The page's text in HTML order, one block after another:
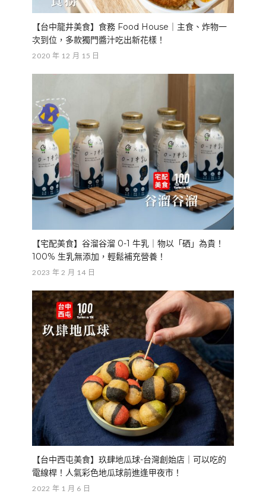
【台中龍井美食】食務 Food House｜主食、炸物一
次到位，多款獨門醬汁吃出新花樣！
2020 年 12 月 15 日
【宅配美食】谷溜谷溜 0-1 牛乳｜物以「硒」為貴！
100% 生乳無添加，輕鬆補充營養！
2023 年 2 月 14 日
【台中西屯美食】玖肆地瓜球-台灣創始店｜可以吃的
電線桿！人氣彩色地瓜球前進逢甲夜市！
2022 年 1 月 6 日